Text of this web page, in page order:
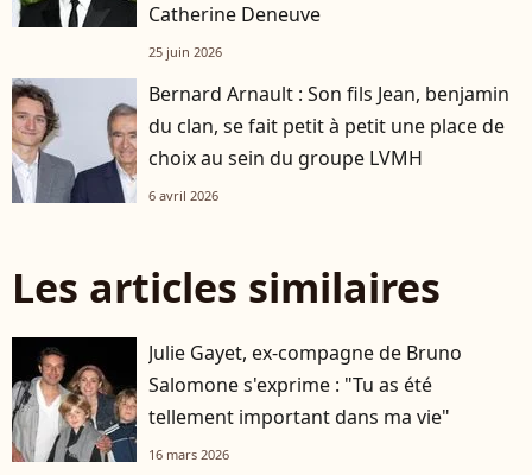
Catherine Deneuve
25 juin 2026
Bernard Arnault : Son fils Jean, benjamin
du clan, se fait petit à petit une place de
choix au sein du groupe LVMH
6 avril 2026
Les articles similaires
Julie Gayet, ex-compagne de Bruno
Salomone s'exprime : "Tu as été
tellement important dans ma vie"
16 mars 2026